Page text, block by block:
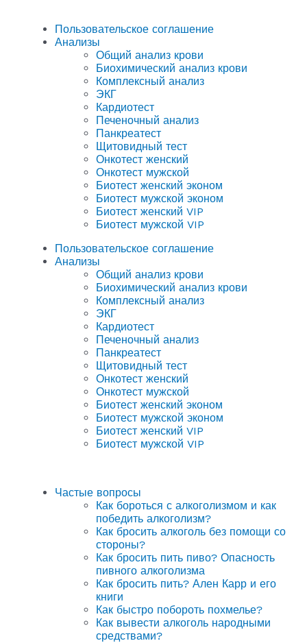
Пользовательское соглашение
Анализы
Общий анализ крови
Биохимический анализ крови
Комплексный анализ
ЭКГ
Кардиотест
Печеночный анализ
Панкреатест
Щитовидный тест
Онкотест женский
Онкотест мужской
Биотест женский эконом
Биотест мужской эконом
Биотест женский VIP
Биотест мужской VIP
Пользовательское соглашение
Анализы
Общий анализ крови
Биохимический анализ крови
Комплексный анализ
ЭКГ
Кардиотест
Печеночный анализ
Панкреатест
Щитовидный тест
Онкотест женский
Онкотест мужской
Биотест женский эконом
Биотест мужской эконом
Биотест женский VIP
Биотест мужской VIP
Частые вопросы
Как бороться с алкоголизмом и как
победить алкоголизм?
Как бросить алкоголь без помощи со
стороны?
Как бросить пить пиво? Опасность
пивного алкоголизма
Как бросить пить? Ален Карр и его
книги
Как быстро побороть похмелье?
Как вывести алкоголь народными
средствами?